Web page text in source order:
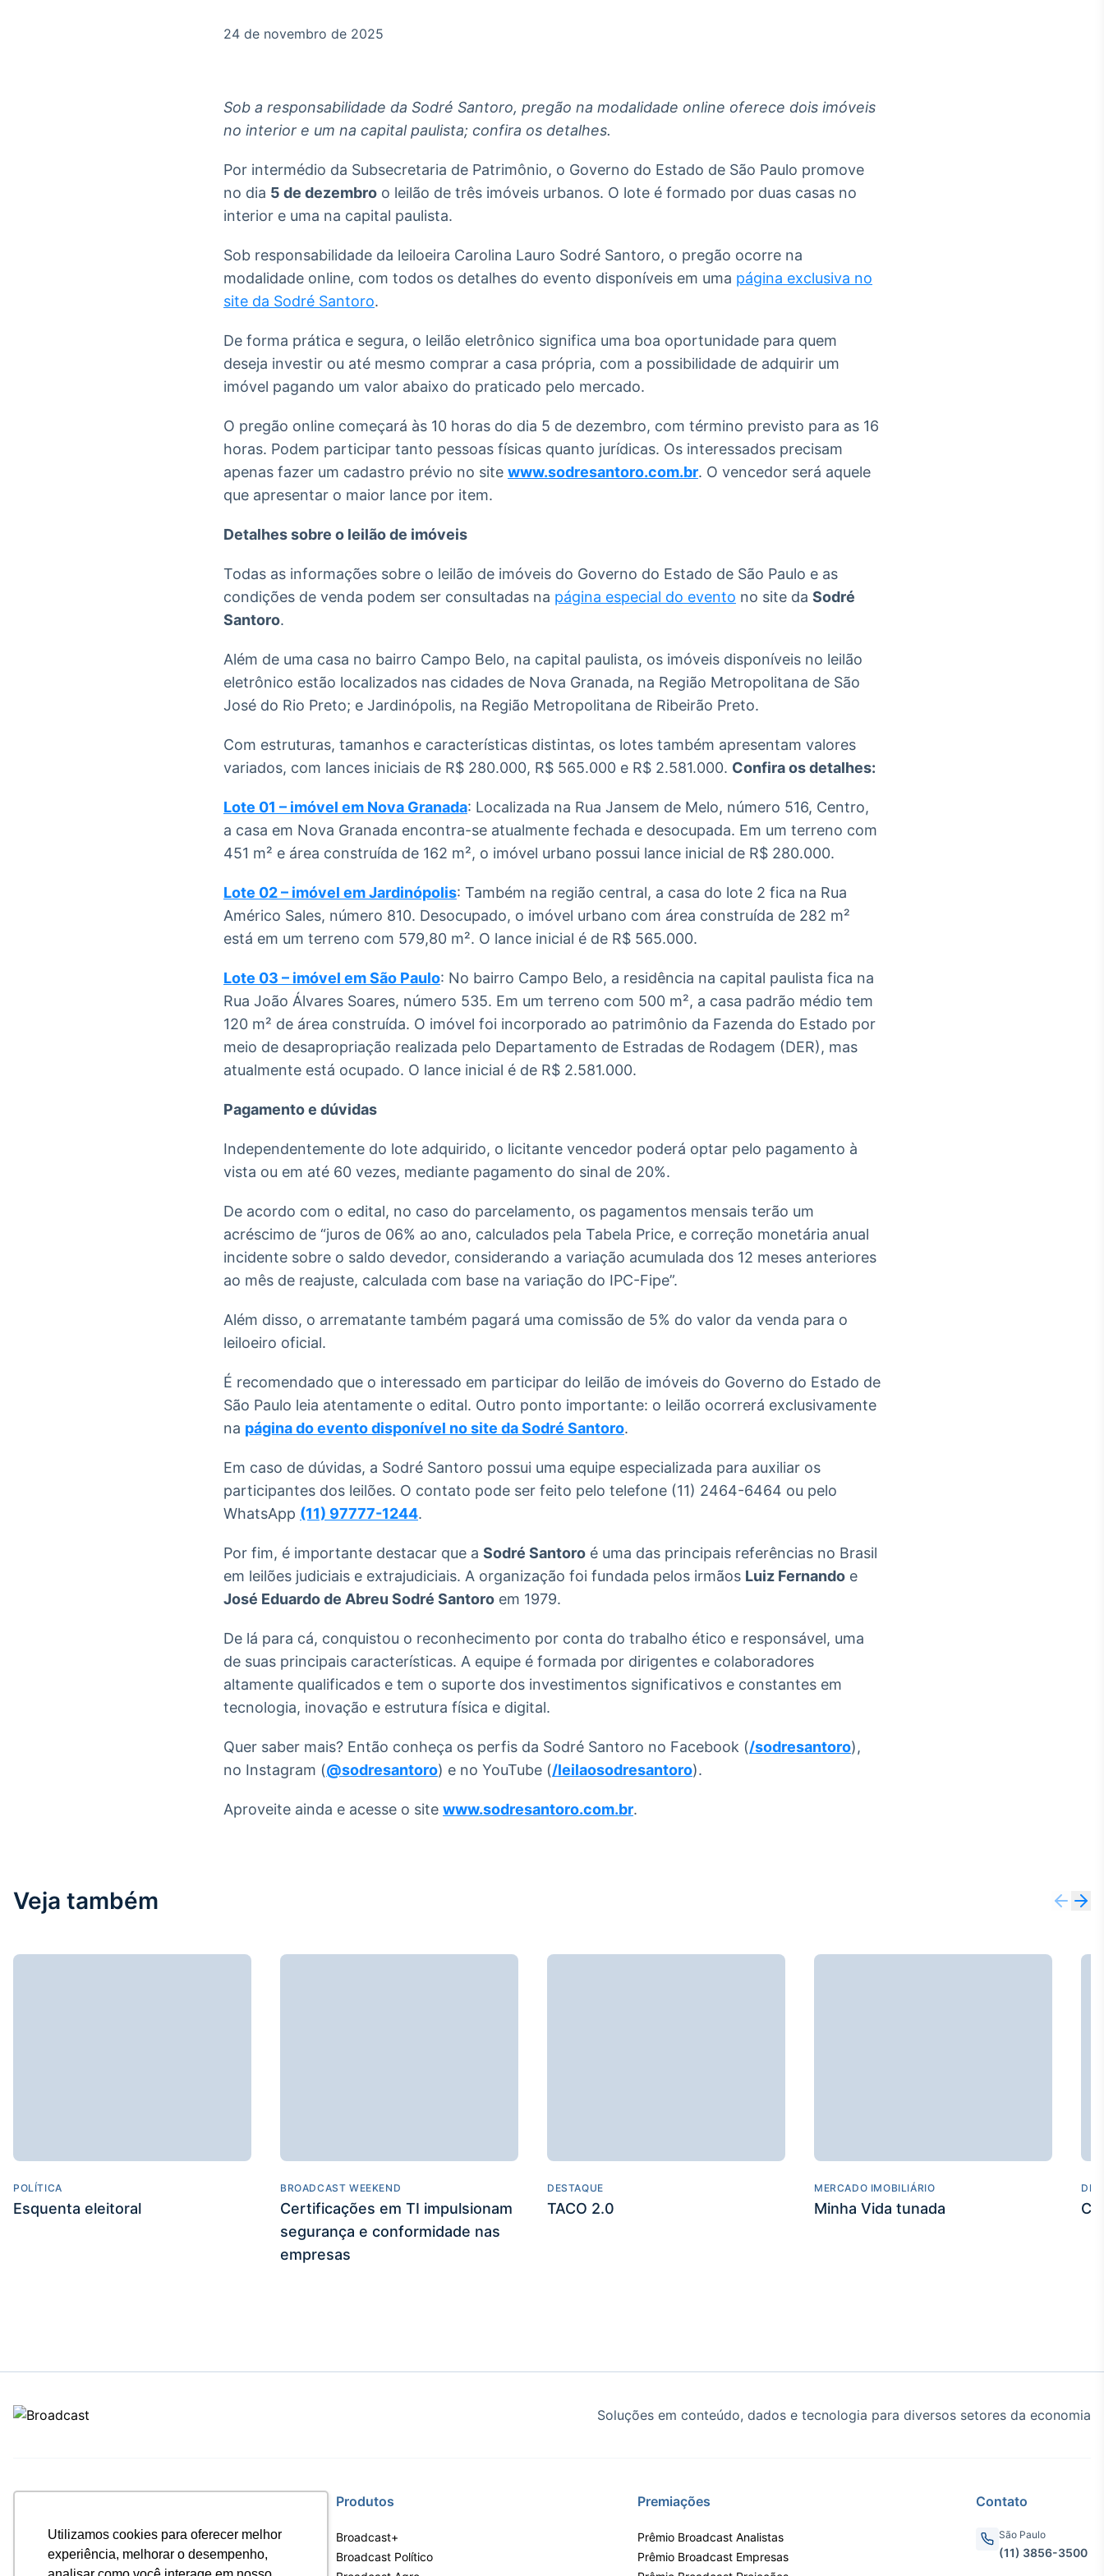
Utilizamos cookies para oferecer melhor
experiência, melhorar o desempenho,
Plataforma para
negociação de
APIs para
integração de
Cotações e
headlines de
Broadcast
Radar
inteligente de
notícias e
conteúdos
Broadcast
Fundos
plataforma para
analisar fundos
de investimento
no Brasil
IA
Em breve
BroadFast
Em breve
Gestão de
Investimentos
Tokenização
Crédito
24 de novembro de 2025
Sob a responsabilidade da Sodré Santoro, pregão na modalidade online oferece dois imóveis
no interior e um na capital paulista; confira os detalhes.
Por intermédio da Subsecretaria de Patrimônio, o Governo do Estado de São Paulo promove
no dia 5 de dezembro o leilão de três imóveis urbanos. O lote é formado por duas casas no
interior e uma na capital paulista.
Sob responsabilidade da leiloeira Carolina Lauro Sodré Santoro, o pregão ocorre na
modalidade online, com todos os detalhes do evento disponíveis em uma página exclusiva no
site da Sodré Santoro.
De forma prática e segura, o leilão eletrônico significa uma boa oportunidade para quem
deseja investir ou até mesmo comprar a casa própria, com a possibilidade de adquirir um
imóvel pagando um valor abaixo do praticado pelo mercado.
O pregão online começará às 10 horas do dia 5 de dezembro, com término previsto para as 16
horas. Podem participar tanto pessoas físicas quanto jurídicas. Os interessados precisam
apenas fazer um cadastro prévio no site www.sodresantoro.com.br. O vencedor será aquele
que apresentar o maior lance por item.
Detalhes sobre o leilão de imóveis
Todas as informações sobre o leilão de imóveis do Governo do Estado de São Paulo e as
condições de venda podem ser consultadas na página especial do evento no site da Sodré
Santoro.
Além de uma casa no bairro Campo Belo, na capital paulista, os imóveis disponíveis no leilão
eletrônico estão localizados nas cidades de Nova Granada, na Região Metropolitana de São
José do Rio Preto; e Jardinópolis, na Região Metropolitana de Ribeirão Preto.
Com estruturas, tamanhos e características distintas, os lotes também apresentam valores
variados, com lances iniciais de R$ 280.000, R$ 565.000 e R$ 2.581.000. Confira os detalhes:
Lote 01 – imóvel em Nova Granada: Localizada na Rua Jansem de Melo, número 516, Centro,
a casa em Nova Granada encontra-se atualmente fechada e desocupada. Em um terreno com
451 m² e área construída de 162 m², o imóvel urbano possui lance inicial de R$ 280.000.
Lote 02 – imóvel em Jardinópolis: Também na região central, a casa do lote 2 fica na Rua
Américo Sales, número 810. Desocupado, o imóvel urbano com área construída de 282 m²
está em um terreno com 579,80 m². O lance inicial é de R$ 565.000.
Lote 03 – imóvel em São Paulo: No bairro Campo Belo, a residência na capital paulista fica na
Rua João Álvares Soares, número 535. Em um terreno com 500 m², a casa padrão médio tem
120 m² de área construída. O imóvel foi incorporado ao patrimônio da Fazenda do Estado por
meio de desapropriação realizada pelo Departamento de Estradas de Rodagem (DER), mas
atualmente está ocupado. O lance inicial é de R$ 2.581.000.
Pagamento e dúvidas
Independentemente do lote adquirido, o licitante vencedor poderá optar pelo pagamento à
vista ou em até 60 vezes, mediante pagamento do sinal de 20%.
De acordo com o edital, no caso do parcelamento, os pagamentos mensais terão um
acréscimo de “juros de 06% ao ano, calculados pela Tabela Price, e correção monetária anual
incidente sobre o saldo devedor, considerando a variação acumulada dos 12 meses anteriores
ao mês de reajuste, calculada com base na variação do IPC-Fipe”.
Além disso, o arrematante também pagará uma comissão de 5% do valor da venda para o
leiloeiro oficial.
É recomendado que o interessado em participar do leilão de imóveis do Governo do Estado de
São Paulo leia atentamente o edital. Outro ponto importante: o leilão ocorrerá exclusivamente
na página do evento disponível no site da Sodré Santoro.
Em caso de dúvidas, a Sodré Santoro possui uma equipe especializada para auxiliar os
participantes dos leilões. O contato pode ser feito pelo telefone (11) 2464-6464 ou pelo
WhatsApp (11) 97777-1244.
Por fim, é importante destacar que a Sodré Santoro é uma das principais referências no Brasil
em leilões judiciais e extrajudiciais. A organização foi fundada pelos irmãos Luiz Fernando e
José Eduardo de Abreu Sodré Santoro em 1979.
De lá para cá, conquistou o reconhecimento por conta do trabalho ético e responsável, uma
de suas principais características. A equipe é formada por dirigentes e colaboradores
altamente qualificados e tem o suporte dos investimentos significativos e constantes em
tecnologia, inovação e estrutura física e digital.
Quer saber mais? Então conheça os perfis da Sodré Santoro no Facebook (/sodresantoro),
no Instagram (@sodresantoro) e no YouTube (/leilaosodresantoro).
Aproveite ainda e acesse o site www.sodresantoro.com.br.
Veja também
POLÍTICA
Esquenta eleitoral
BROADCAST WEEKEND
Certificações em TI impulsionam
segurança e conformidade nas
empresas
DESTAQUE
TACO 2.0
MERCADO IMOBILIÁRIO
Minha Vida tunada
Soluções em conteúdo, dados e tecnologia para diversos setores da economia
Notícias
Produtos
Broadcast+
Broadcast Político
Premiações
Prêmio Broadcast Analistas
Prêmio Broadcast Empresas
Contato
São Paulo
(11) 3856-3500